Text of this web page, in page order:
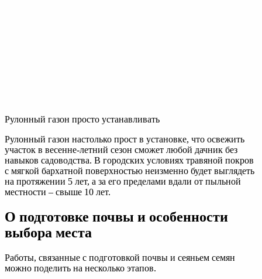
Рулонный газон просто устанавливать
Рулонный газон настолько прост в установке, что освежить
участок в весенне-летний сезон сможет любой дачник без
навыков садоводства. В городских условиях травяной покров
с мягкой бархатной поверхностью неизменно будет выглядеть
на протяжении 5 лет, а за его пределами вдали от пыльной
местности – свыше 10 лет.
О подготовке почвы и особенности
выбора места
Работы, связанные с подготовкой почвы и сеяньем семян
можно поделить на несколько этапов.